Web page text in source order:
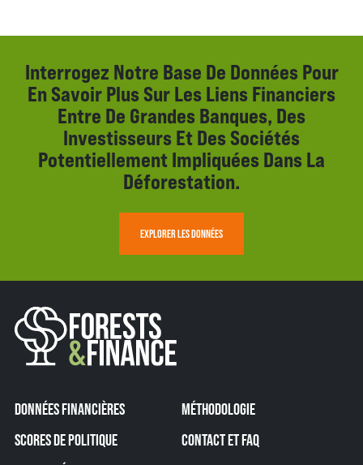
Interrogez Notre Base De Données Pour
En Savoir Plus Sur Les Liens Financiers
Entre De Grandes Banques, Des
Investisseurs Et Des Sociétés
Potentiellement Impliquées Dans La
Déforestation.
EXPLORER LES DONNÉES
DONNÉES FINANCIÈRES
SCORES DE POLITIQUE
MÉTHODOLOGIE
CONTACT ET FAQ